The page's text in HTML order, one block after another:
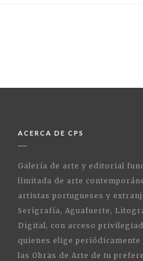
ACERCA DE CPS
Galería de arte y editorial
limitada de arte
artistas portugueses y
Serigrafía, Aguafuerte,
Digital, con acceso
quienes elige periódicamente
las Obras de Arte de tu